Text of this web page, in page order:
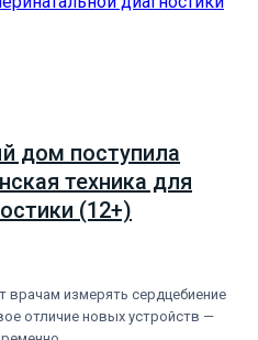
дом поступила
техника для
(12+)
измерять сердцебиение
отличие новых устройств —